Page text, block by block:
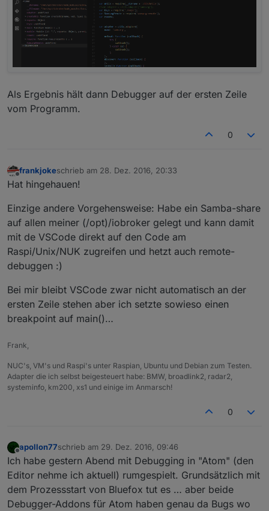
Als Ergebnis hält dann Debugger auf der ersten Zeile
vom Programm.
0
Offline
frankjokeschrieb am 28. Dez. 2016, 20:33
zuletzt editiert von
Hat hingehauen!
Einzige andere Vorgehensweise: Habe ein Samba-share
auf allen meiner (/opt)/iobroker gelegt und kann damit
mit de VSCode direkt auf den Code am
Raspi/Unix/NUK zugreifen und hetzt auch remote-
debuggen :)
Bei mir bleibt VSCode zwar nicht automatisch an der
ersten Zeile stehen aber ich setzte sowieso einen
breakpoint auf main()…
Frank,
NUC's, VM's und Raspi's unter Raspian, Ubuntu und Debian zum Testen.
Adapter die ich selbst beigesteuert habe: BMW, broadlink2, radar2,
systeminfo, km200, xs1 und einige im Anmarsch!
0
Offline
apollon77schrieb am 29. Dez. 2016, 09:46
zuletzt editiert von
Ich habe gestern Abend mit Debugging in "Atom" (den
Editor nehme ich aktuell) rumgespielt. Grundsätzlich mit
dem Prozessstart von Bluefox tut es … aber beide
Debugger-Addons für Atom haben genau da Bugs wo